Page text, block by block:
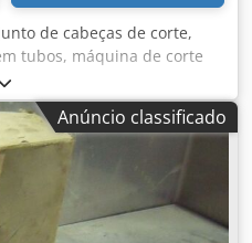
de cabeças de corte,
tubos, máquina de corte
para tubos, cortador de
Dedpoc T Nx Isfx Alfeck -
polegadas - 5 cabeças de
polegadas - 2 catracas para
venda: completo - Peso:
Anúncio classificado